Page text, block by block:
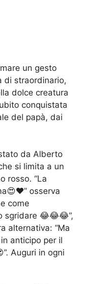
un gesto
di straordinario,
dolce creatura
conquistata
del papà, dai
da Alberto
si limita a un
rosso. “La
osserva
come
sgridare 😂😂😂”,
alternativa: “Ma
anticipo per il
Auguri in ogni